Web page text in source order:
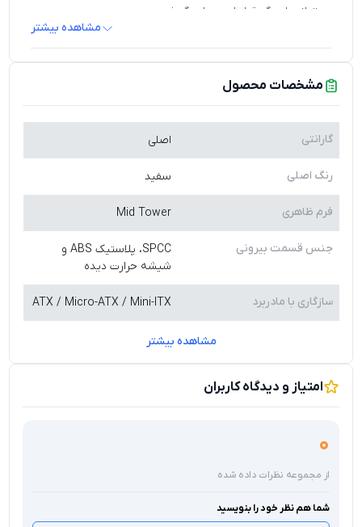
می‌تواند با دیگر قطعات هماهنگ شود.
با وجود سایز جمع‌وجور ، این کیس امکان نصب کارت‌ گرافیک
متوسط و خنک‌کننده‌های بادی یا مایع را فراهم کرده است. طراحی
داخلی با کانال‌های کابل‌کشی مناسب ، طراحی تمیز و جریان هوای
بهتر را تضمین می‌کند.
پنل جلویی شامل پورت‌های USB و جک صوتی است که دسترسی
سریع و آسان به اتصالات ضروری را فراهم می‌کند. در مجموع ،
ترکیب رنگ سفید، طراحی شیک و امکانات کاربردی ،
WHرا به گزینه‌ای ممتاز برای گیمرها و کاربرانی تبدیل می‌کند که
دنبال سیستمی زیبا و کم‌جا هستند.
مشاهده بیشتر
مشخصات محصول
گارانتی اصلی
رنگ اصلی سفید
فرم ظاهری Mid Tower
جنس قسمت بیرونی
SPCC، پلاستیک ABS و
شیشه حرارت دیده
سازگاری با مادربرد ATX / Micro-ATX / Mini-ITX
مشاهده بیشتر
امتیاز و دیدگاه کاربران
0
از مجموعه نظرات داده شده
شما هم نظر خود را بنویسید